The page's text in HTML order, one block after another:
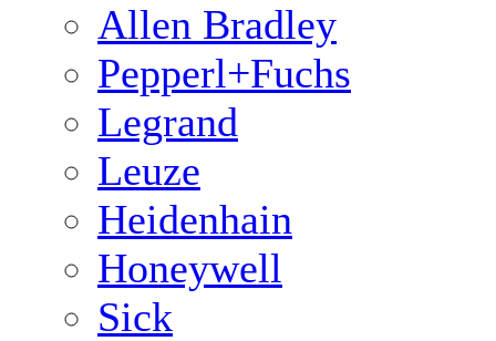
Allen Bradley
Pepperl+Fuchs
Legrand
Leuze
Heidenhain
Honeywell
Sick